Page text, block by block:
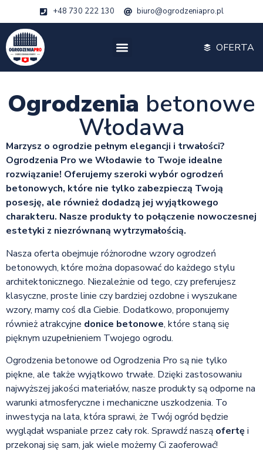
+48 730 222 130 biuro@ogrodzeniapro.pl
OFERTA
Ogrodzenia betonowe
Włodawa
Marzysz o ogrodzie pełnym elegancji i trwałości?
Ogrodzenia Pro we Włodawie to Twoje idealne
rozwiązanie! Oferujemy szeroki wybór ogrodzeń
betonowych, które nie tylko zabezpieczą Twoją
posesję, ale również dodadzą jej wyjątkowego
charakteru. Nasze produkty to połączenie nowoczesnej
estetyki z niezrównaną wytrzymałością.
Nasza oferta obejmuje różnorodne wzory ogrodzeń
betonowych, które można dopasować do każdego stylu
architektonicznego. Niezależnie od tego, czy preferujesz
klasyczne, proste linie czy bardziej ozdobne i wyszukane
wzory, mamy coś dla Ciebie. Dodatkowo, proponujemy
również atrakcyjne donice betonowe, które staną się
pięknym uzupełnieniem Twojego ogrodu.
Ogrodzenia betonowe od Ogrodzenia Pro są nie tylko
piękne, ale także wyjątkowo trwałe. Dzięki zastosowaniu
najwyższej jakości materiałów, nasze produkty są odporne na
warunki atmosferyczne i mechaniczne uszkodzenia. To
inwestycja na lata, która sprawi, że Twój ogród będzie
wyglądał wspaniale przez cały rok. Sprawdź naszą ofertę i
przekonaj się sam, jak wiele możemy Ci zaoferować!